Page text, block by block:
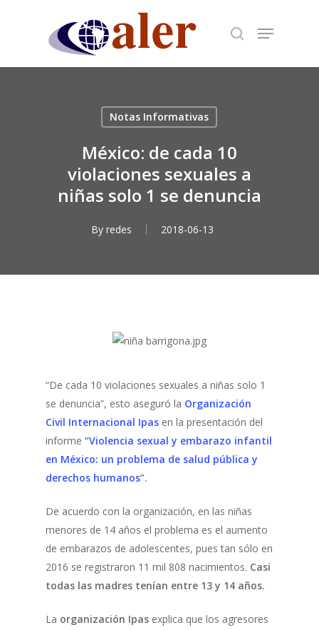
content
Notas Informativas
México: de cada 10
violaciones sexuales a
niñas solo 1 se denuncia
By redes 2018-06-13
“De cada 10 violaciones sexuales a niñas solo 1
se denuncia”, esto aseguró la Organización
Civil Internacional Ipas en la presentación del
informe “Violencia sexual y embarazo infantil
en México: un problema de salud pública y
derechos humanos”.
De acuerdo con la organización, en las niñas
menores de 14 años el problema es el aumento
de embarazos de adolescentes, pues tan sólo en
2016 se registraron 11 mil 808 nacimientos. Casi
todas las madres tenían entre 13 y 14 años.
La organización Ipas explica que los agresores